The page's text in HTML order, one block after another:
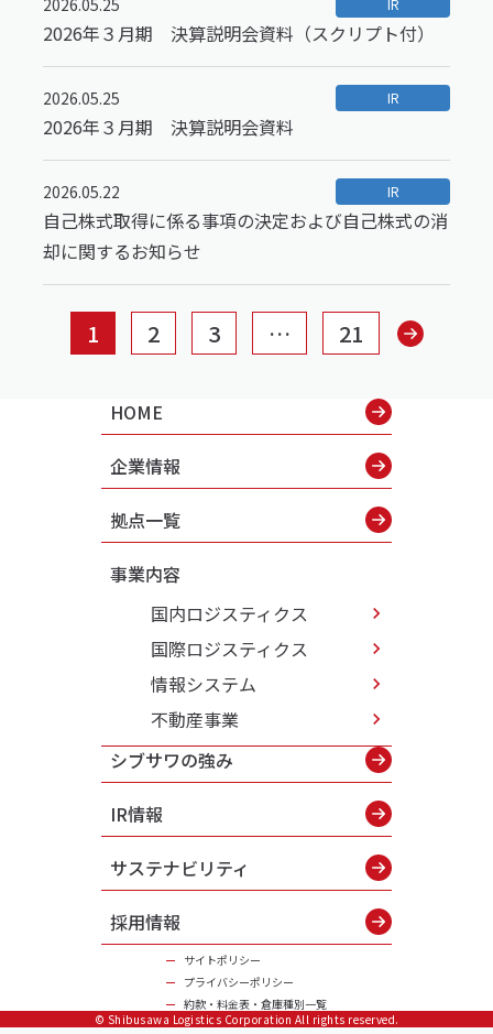
2026.05.25 IR
2026年３月期 決算説明会資料（スクリプト付）
2026.05.25 IR
2026年３月期 決算説明会資料
2026.05.22 IR
自己株式取得に係る事項の決定および自己株式の消
却に関するお知らせ
1 2 3 … 21
HOME
企業情報
拠点一覧
事業内容
国内ロジスティクス
国際ロジスティクス
情報システム
不動産事業
シブサワの強み
IR情報
サステナビリティ
採用情報
サイトポリシー
プライバシーポリシー
約款・料金表・倉庫種別一覧
© Shibusawa Logistics Corporation All rights reserved.